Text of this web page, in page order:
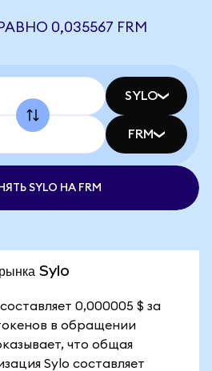
0,035567 FRM
SYLO
FRM
SYLO НА FRM
Sylo
0,000005 $ за
в обращении
что общая
Sylo составляет